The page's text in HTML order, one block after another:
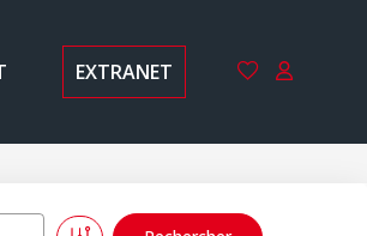
EXTRANET